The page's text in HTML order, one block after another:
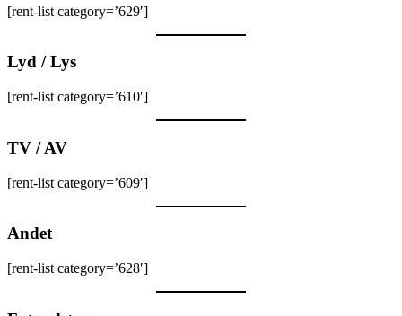
[rent-list category=’629′]
Lyd / Lys
[rent-list category=’610′]
TV / AV
[rent-list category=’609′]
Andet
[rent-list category=’628′]